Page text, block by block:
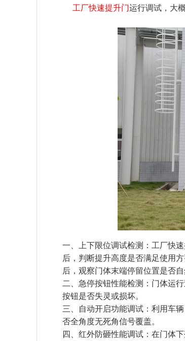
工厂快速提升门运行调试，大
一、上下限位调试检测：工厂快
后，判断提升高度是否满足使用
后，观察门体末端停留位置是否自
二、急停按钮性能检测：门体运
按钮是否失灵或损坏。
三、自动开启功能调试：利用车
否全角度无死角信号覆盖。
四、红外防砸性能调试：在门体